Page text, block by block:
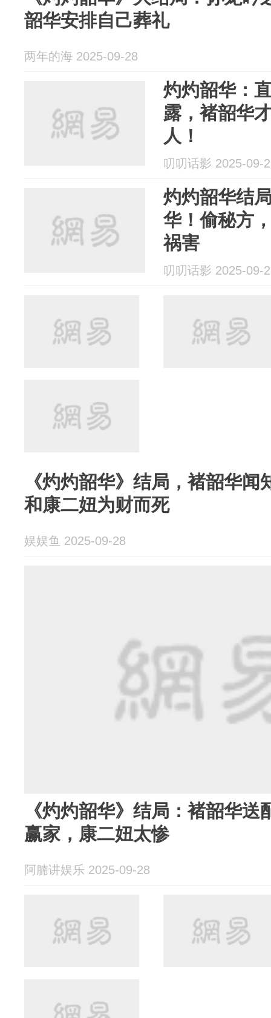
韶华安排自己葬礼
两年的海 2025-09-28
灼灼韶华：
露，褚韶华
人！
叨叨话影 2025-09-
灼灼韶华结
华！偷秘方
祸害
叨叨话影 2025-09-
《灼灼韶华》结局，褚韶华
和康二妞为财而死
娱娱鱼 2025-09-28
《灼灼韶华》结局：褚韶华
赢家，康二妞太惨
阿腩讲娱乐 2025-09-28